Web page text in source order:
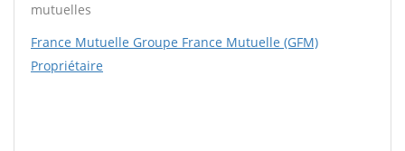
mutuelles
France Mutuelle Groupe France Mutuelle (GFM)
Propriétaire